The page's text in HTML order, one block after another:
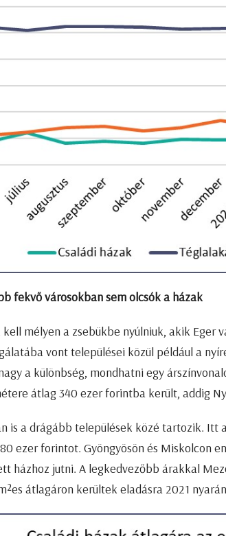
fekvő városokban sem olcsók a házak
mélyen a zsebükbe nyúlniuk, akik Eger
vont települései közül például a
a különbség, mondhatni egy
átlag 340 ezer forintba került, addig
is a drágább települések közé tartozik. Itt
ezer forintot. Gyöngyösön és Miskolcon
házhoz jutni. A legkedvezőbb árakkal
átlagáron kerültek eladásra 2021